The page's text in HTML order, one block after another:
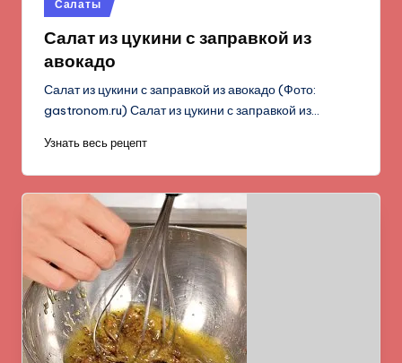
в
Салаты
Салат из цукини с заправкой из
авокадо
Салат из цукини с заправкой из авокадо (Фото:
gastronom.ru) Салат из цукини с заправкой из…
Узнать весь рецепт